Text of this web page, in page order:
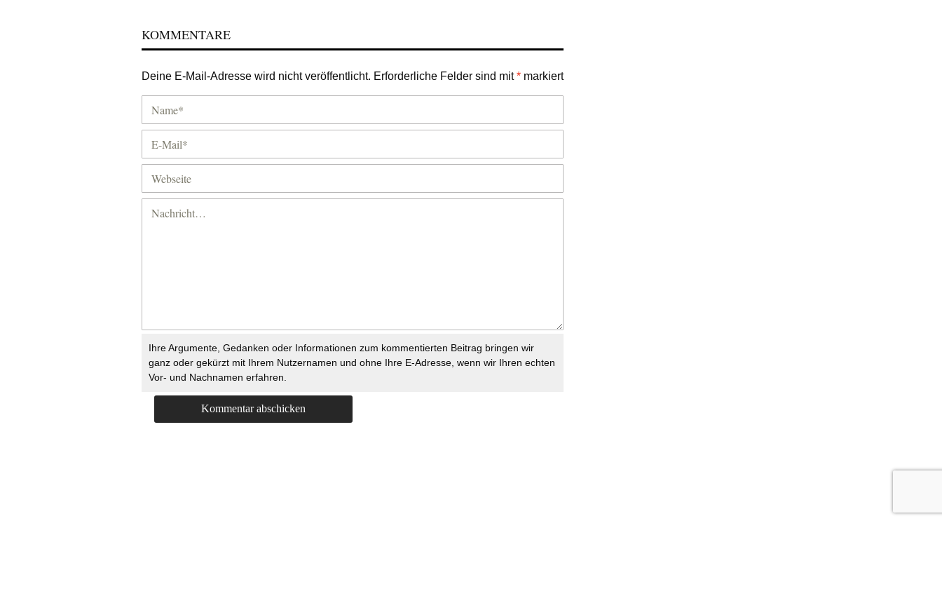
KOMMENTARE
Deine E-Mail-Adresse wird nicht veröffentlicht. Erforderliche Felder sind mit* markiert
Ihre Argumente, Gedanken oder Informationen zum kommentierten Beitrag bringen wir
ganz oder gekürzt mit Ihrem Nutzernamen und ohne Ihre E-Adresse, wenn wir Ihren echten
Vor- und Nachnamen erfahren.